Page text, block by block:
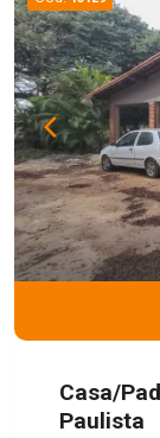
banheiro
armários
há ainda
para
apoio. O grande destaque fica por conta do amplo
quintal
momentos
oferece
construção
mesmo
espaço e
Casa/
Paulista